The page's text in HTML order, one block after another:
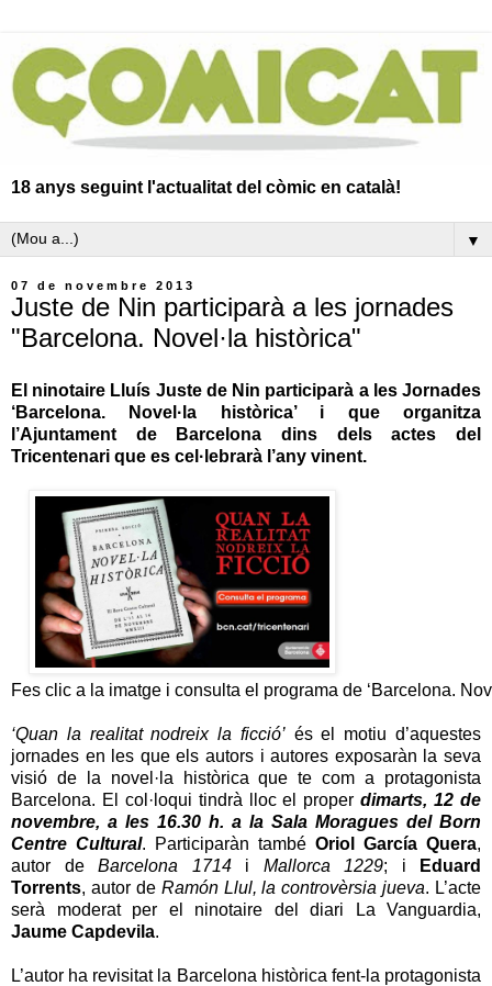
18 anys seguint l'actualitat del còmic en català!
▼
07 de novembre 2013
Juste de Nin participarà a les jornades
"Barcelona. Novel·la històrica"
El ninotaire Lluís Juste de Nin participarà a les Jornades
‘Barcelona. Novel·la històrica’ i que organitza
l’Ajuntament de Barcelona dins dels actes del
Tricentenari que es cel·lebrarà l’any vinent.
Fes clic a la imatge i consulta el programa de ‘Barcelona.
‘Quan la realitat nodreix la ficció’és el motiu d’aquestes
jornades en les que els autors i autores exposaràn la seva
visió de la novel·la històrica que te com a protagonista
Barcelona. El col·loqui tindrà lloc el proper dimarts, 12 de
novembre, a les 16.30 h. a la Sala Moragues del Born
Centre Cultural. Participaràn també Oriol García Quera,
autor de Barcelona 1714i Mallorca 1229; i
Eduard
Torrents, autor de Ramón Llul, la controvèrsia jueva. L’acte
serà moderat per el ninotaire del diari La Vanguardia,
Jaume Capdevila.
L’autor ha revisitat la Barcelona històrica fent-la protagonista